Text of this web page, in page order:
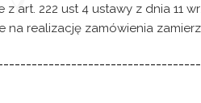
art. 222 ust 4 ustawy z dnia 11
na realizację zamówienia